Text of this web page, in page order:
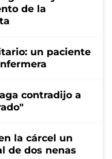
de la
un paciente
contradijo a
la cárcel un
de dos nenas